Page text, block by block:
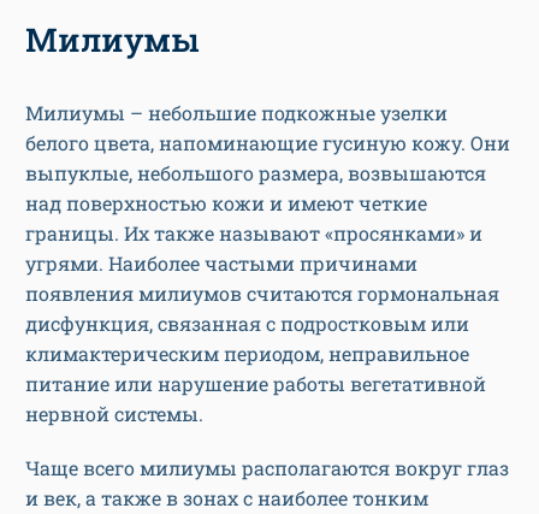
Милиумы
Милиумы – небольшие подкожные узелки
белого цвета, напоминающие гусиную кожу. Они
выпуклые, небольшого размера, возвышаются
над поверхностью кожи и имеют четкие
границы. Их также называют «просянками» и
угрями. Наиболее частыми причинами
появления милиумов считаются гормональная
дисфункция, связанная с подростковым или
климактерическим периодом, неправильное
питание или нарушение работы вегетативной
нервной системы.
Чаще всего милиумы располагаются вокруг глаз
и век, а также в зонах с наиболее тонким